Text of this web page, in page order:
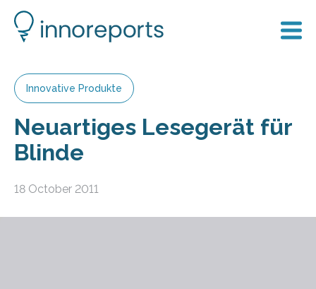
Innovative Produkte
Neuartiges Lesegerät für
Blinde
18 October 2011